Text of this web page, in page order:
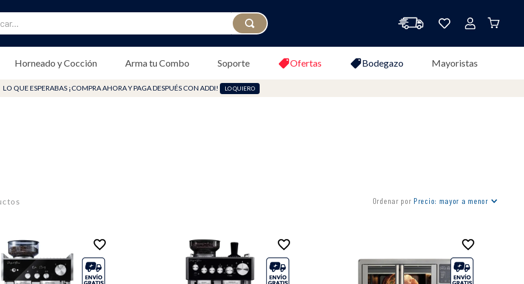
Horneado y Cocción Arma tu Combo Soporte Ofertas Bodegazo Mayoristas
LO QUE ESPERABAS ¡COMPRA AHORA Y PAGA DESPUÉS CON ADDI! LO QUIERO
Ordenar por Precio: mayor a menor